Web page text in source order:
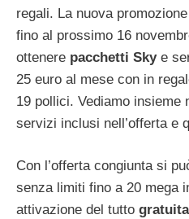
regali. La nuova
fino al prossimo 16
ottenere pacchetti Skye
25 euro al mese con in
19 pollici. Vediamo insieme
servizi inclusi nell’offerta e
Con l’offerta congiunta si
senza limiti fino a 20 mega
attivazione del tutto